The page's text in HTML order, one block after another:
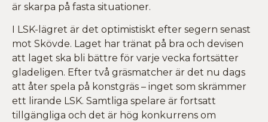
är skarpa på fasta situationer.
I LSK-lägret är det optimistiskt efter segern senast
mot Skövde. Laget har tränat på bra och devisen
att laget ska bli bättre för varje vecka fortsätter
gladeligen. Efter två gräsmatcher är det nu dags
att åter spela på konstgräs – inget som skrämmer
ett lirande LSK. Samtliga spelare är fortsatt
tillgängliga och det är hög konkurrens om